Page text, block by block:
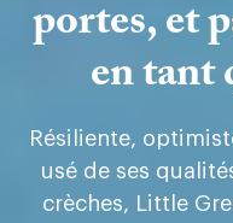
portes, et
en tant
Résiliente,
usé de ses
crèches, Little